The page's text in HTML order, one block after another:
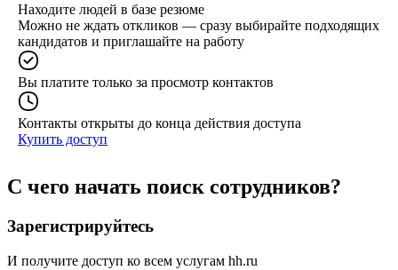
Находите людей в базе резюме
Можно не ждать откликов — сразу выбирайте подходящих
кандидатов и приглашайте на работу
Вы платите только за просмотр контактов
Контакты открыты до конца действия доступа
Купить доступ
С чего начать поиск сотрудников?
Зарегистрируйтесь
И получите доступ ко всем услугам hh.ru